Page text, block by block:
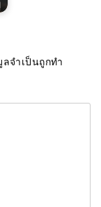
จำเป็นถูกทำ